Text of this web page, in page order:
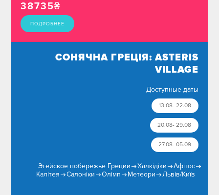
38735₴
ПОДРОБНЕЕ
СОНЯЧНА ГРЕЦІЯ: ASTERIS
VILLAGE
Доступные даты
13.08- 22.08
20.08- 29.08
27.08- 05.09
Эгейское побережье Греции Халкідіки
Афітос
Калітея
Салоніки Олімп Метеори Львів/Київ